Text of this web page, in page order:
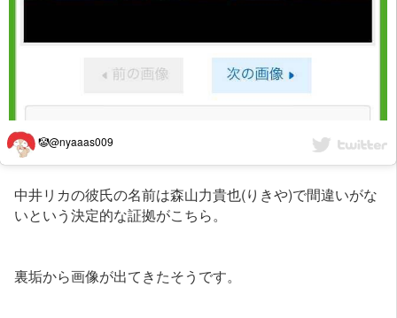
🤡@nyaaas009
中井リカの彼氏の名前は森山力貴也(りきや)で間違いがな
いという決定的な証拠がこちら。
裏垢から画像が出てきたそうです。